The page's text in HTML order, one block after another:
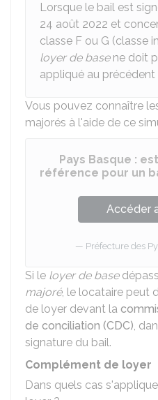
Lorsque le bail est
24 août 2022 et
classe F ou G (classe
loyer de basene doit
appliqué au précédent
Vous pouvez connaître
majorés à l'aide de ce
Pays Basque :
référence pour un
Accéder
Préfecture des
Si le loyer de base
majoré, le locataire peut
de loyer devant la
de conciliation (CDC),
signature du bail.
Complément de loyer
Dans quels cas